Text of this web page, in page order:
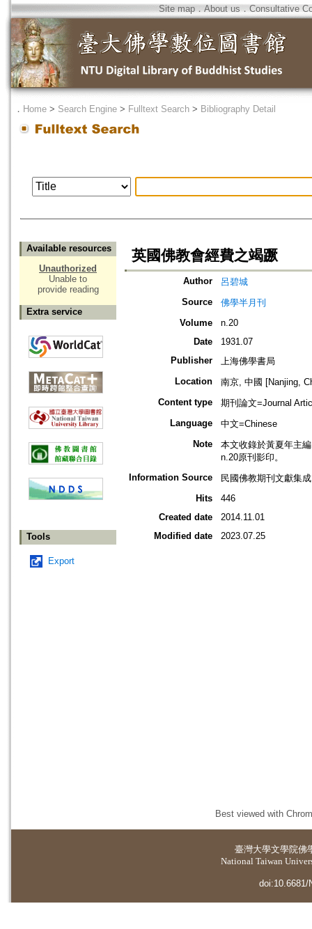
Site map．About us ． Consultative
． Home > Search Engine > Fulltext Search > Bibliography Detail
Available resources
Unauthorized
Unable to
provide reading
Extra service
Tools
Export
英國佛教會經費之竭蹶
Author
呂碧城
Source
佛學半月刊
Volume
n.20
Date
1931.07
Publisher
上海佛學書局
Location
南京, 中國 [Nanjing,
Content type
期刊論文=Journal
Language
中文=Chinese
Note
本文收錄於黃夏年主
n.20原刊影印。
Information Source
民國佛教期刊文獻集
Hits
446
Created date
2014.11.01
Modified date
2023.07.25
Best viewed with
臺灣大學文學院佛
National Taiwan
doi:10.6681/